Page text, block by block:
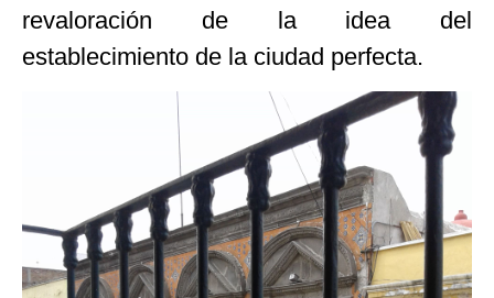
revaloración de la idea del
establecimiento de la ciudad perfecta.